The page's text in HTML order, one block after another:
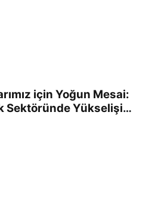
için Yoğun Mesai:
Sektöründe Yükselişi